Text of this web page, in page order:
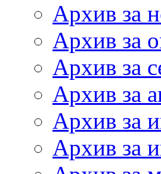
Архив за
Архив за
Архив за
Архив за
Архив за
Архив за